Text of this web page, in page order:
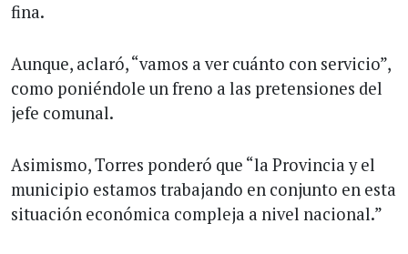
fina.
Aunque, aclaró, “vamos a ver cuánto con servicio”,
como poniéndole un freno a las pretensiones del
jefe comunal.
Asimismo, Torres ponderó que “la Provincia y el
municipio estamos trabajando en conjunto en esta
situación económica compleja a nivel nacional.”